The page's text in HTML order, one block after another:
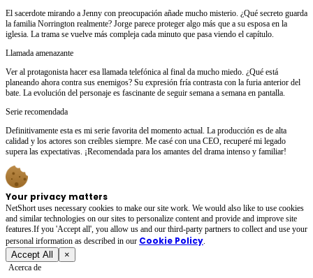
El sacerdote mirando a Jenny con preocupación añade mucho misterio. ¿Qué secreto guarda
la familia Norrington realmente? Jorge parece proteger algo más que a su esposa en la
iglesia. La trama se vuelve más compleja cada minuto que pasa viendo el capítulo.
Llamada amenazante
Ver al protagonista hacer esa llamada telefónica al final da mucho miedo. ¿Qué está
planeando ahora contra sus enemigos? Su expresión fría contrasta con la furia anterior del
bate. La evolución del personaje es fascinante de seguir semana a semana en pantalla.
Serie recomendada
Definitivamente esta es mi serie favorita del momento actual. La producción es de alta
calidad y los actores son creíbles siempre. Me casé con una CEO, recuperé mi legado
supera las expectativas. ¡Recomendada para los amantes del drama intenso y familiar!
Your privacy matters
NetShort uses necessary cookies to make our site work. We would also like to use cookies
and similar technologies on our sites to personalize content and provide and improve site
features.If you 'Accept all', you allow us and our third-party partners to collect and use your
personal irformation as described in our Cookie Policy.
Accept All ×
Acerca de